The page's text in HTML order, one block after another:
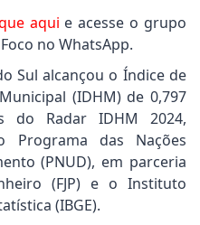
aqui e acesse o grupo
no WhatsApp.
Sul alcançou o Índice de
(IDHM) de 0,797
do Radar IDHM 2024,
Programa das Nações
(PNUD), em parceria
(FJP) e o Instituto
(IBGE).